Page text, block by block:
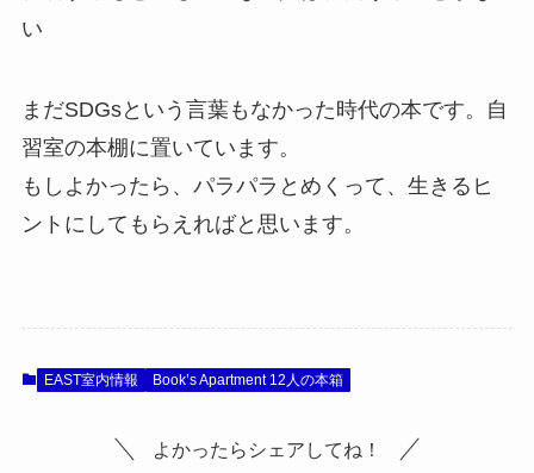
い
まだSDGsという言葉もなかった時代の本です。自
習室の本棚に置いています。
もしよかったら、パラパラとめくって、生きるヒ
ントにしてもらえればと思います。
EAST室内情報 Book’s Apartment 12人の本箱
よかったらシェアしてね！